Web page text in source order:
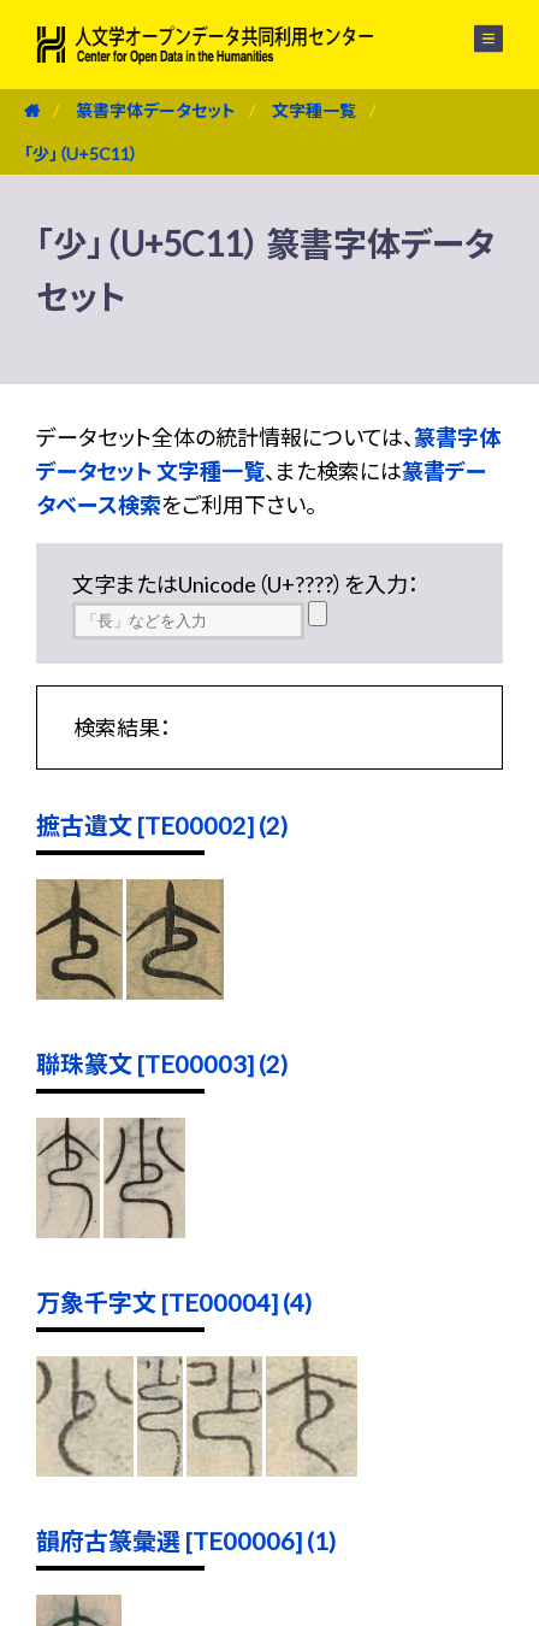
篆書字体データセット 文字種一覧
「少」（U+5C11）
「少」（U+5C11） 篆書字体データ
セット
データセット全体の統計情報については、篆書字体
データセット 文字種一覧、また検索には篆書デー
タベース検索をご利用下さい。
文字またはUnicode（U+????）を入力：
検索結果：
摭古遺文 [TE00002] (2)
聯珠篆文 [TE00003] (2)
万象千字文 [TE00004] (4)
韻府古篆彙選 [TE00006] (1)